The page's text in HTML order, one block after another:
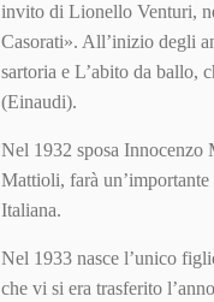
invito di Lionello Venturi,
Casorati». All’inizio degli
sartoria e L’abito da ballo,
(Einaudi).
Nel 1932 sposa Innocenzo
Mattioli, farà
Italiana.
Nel 1933 nasce l’unico
che vi si era trasferito